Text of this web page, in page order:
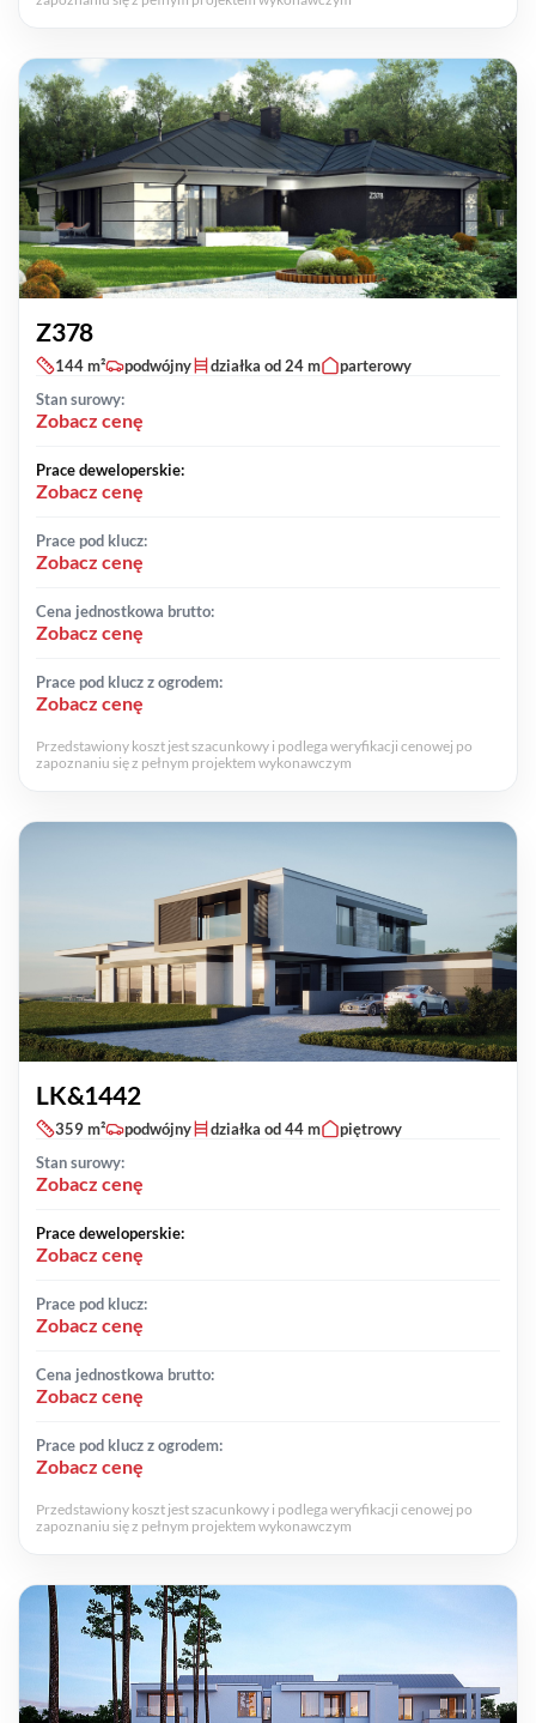
Z378
144 m² podwójny działka od 24 m
parterowy
Stan surowy:
Zobacz cenę
Prace deweloperskie:
Zobacz cenę
Prace pod klucz:
Zobacz cenę
Cena jednostkowa brutto:
Zobacz cenę
Prace pod klucz z ogrodem:
Zobacz cenę
Przedstawiony koszt jest szacunkowy i podlega weryfikacji cenowej po
zapoznaniu się z pełnym projektem wykonawczym
LK&1442
359 m² podwójny działka od 44 m
piętrowy
Stan surowy:
Zobacz cenę
Prace deweloperskie:
Zobacz cenę
Prace pod klucz:
Zobacz cenę
Cena jednostkowa brutto:
Zobacz cenę
Prace pod klucz z ogrodem:
Zobacz cenę
Przedstawiony koszt jest szacunkowy i podlega weryfikacji cenowej po
zapoznaniu się z pełnym projektem wykonawczym